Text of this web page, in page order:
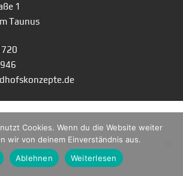
1
Taunus
Cookies. Wenn du die Website weiter
wir von deinem Einverständnis aus.
Ablehnen Weiterlesen